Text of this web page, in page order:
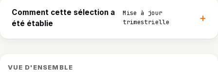
Comment cette sélection a
été établie
Mise à jour
trimestrielle
VUE D'ENSEMBLE